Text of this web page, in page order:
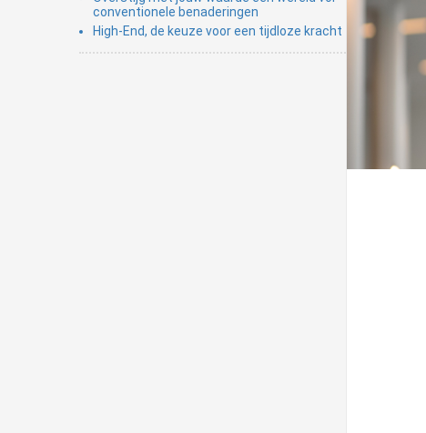
conventionele benaderingen
High-End, de keuze voor een tijdloze kracht